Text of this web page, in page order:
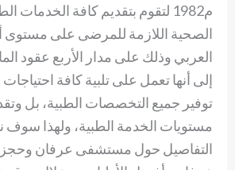
م1982 لتقوم بتقديم كافة الخدمات
الصحية اللازمة للمرضى على مستوى
العربي وذلك على مدار الأربع عقود
إلى أنها تعمل على تلبية كافة
توفير جميع التخصصات الطبية، بل
مستويات الخدمة الطبية، ولهذا
التفاصيل حول مستشفى عرفان